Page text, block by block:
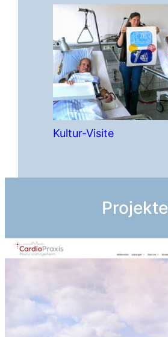
Kultur-Visite
Projekte